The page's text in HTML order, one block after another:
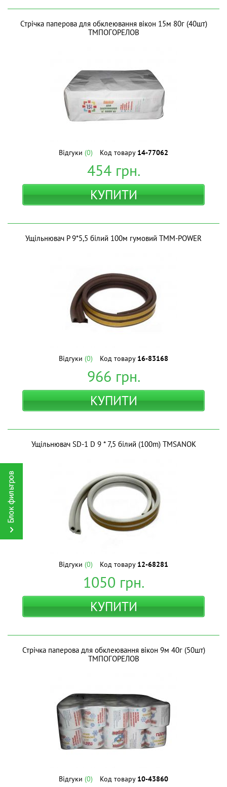
Стрiчка паперова для обклеювання вiкон 15м 80г (40шт)
ТМПОГОРЕЛОВ
Відгуки (0) Код товару 14-77062
454грн.
КУПИТИ
Ущiльнювач P 9*5,5 білий 100м гумовий ТМM-POWER
Відгуки (0) Код товару 16-83168
966 грн.
КУПИТИ
Ущільнювач SD-1 D 9 * 7,5 білий (100m) ТМSANOK
Відгуки (0) Код товару 12-68281
1050 грн.
КУПИТИ
Стрiчка паперова для обклеювання вiкон 9м 40г (50шт)
ТМПОГОРЕЛОВ
Відгуки (0) Код товару 10-43860